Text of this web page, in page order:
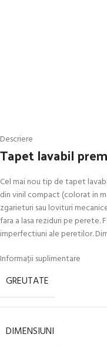
Descriere
Tapet lavabil
Cel mai nou tip de tapet
din vinil compact (colorat in
zgarieturi sau lovituri
fara a lasa reziduri pe perete.
imperfectiuni ale peretilor.
Informații suplimentare
GREUTATE
DIMENSIUNI